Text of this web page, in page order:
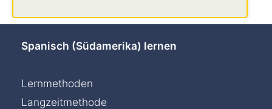
Spanisch (Südamerika) lernen
Lernmethoden
Langzeitmethode